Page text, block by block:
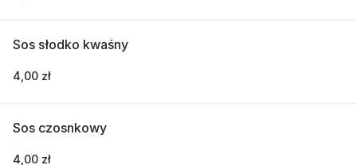
Sos słodko kwaśny
4,00 zł
Sos czosnkowy
4,00 zł